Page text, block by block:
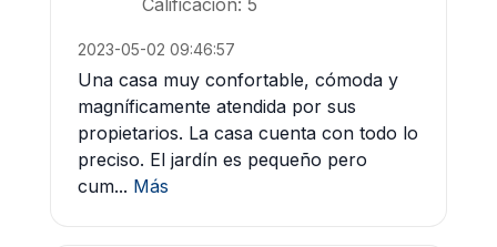
Calificación: 5
2023-05-02 09:46:57
Una casa muy confortable, cómoda y
magníficamente atendida por sus
propietarios. La casa cuenta con todo lo
preciso. El jardín es pequeño pero
cum... Más